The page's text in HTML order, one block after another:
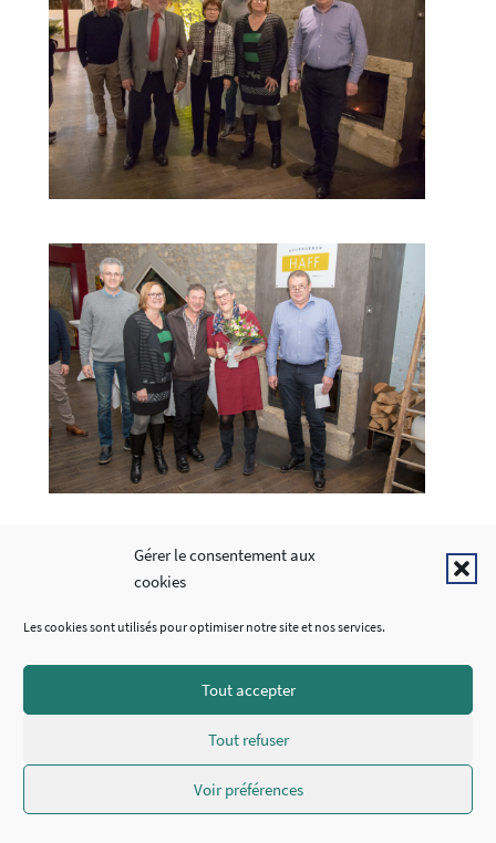
Gérer le consentement aux
cookies
Les cookies sont utilisés pour optimiser notre site et nos services.
Tout accepter
Tout refuser
Voir préférences